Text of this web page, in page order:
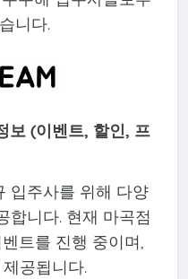
니다.
보 (이벤트, 할인, 프
입주사를 위해 다양
합니다. 현재 마곡점
트를 진행 중이며,
공됩니다.